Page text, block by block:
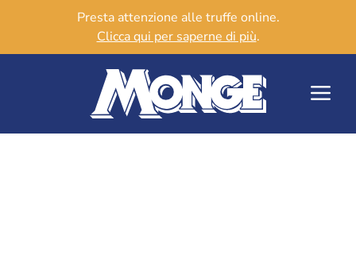
Presta attenzione alle truffe online.
Clicca qui per saperne di più.